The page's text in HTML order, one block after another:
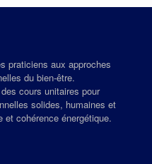
praticiens aux approches
du bien‑être.
cours unitaires pour
solides, humaines et
et cohérence énergétique.